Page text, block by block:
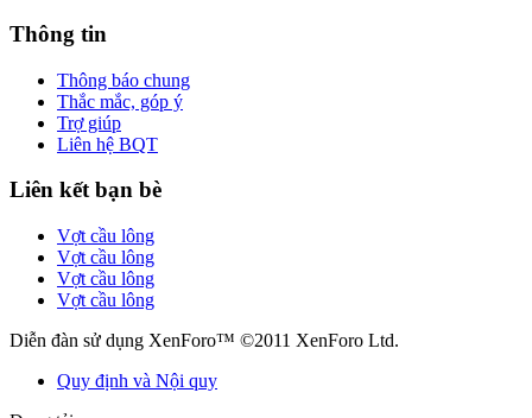
Thông tin
Thông báo chung
Thắc mắc, góp ý
Trợ giúp
Liên hệ BQT
Liên kết bạn bè
Vợt cầu lông
Vợt cầu lông
Vợt cầu lông
Vợt cầu lông
Diễn đàn sử dụng XenForo™ ©2011 XenForo Ltd.
Quy định và Nội quy